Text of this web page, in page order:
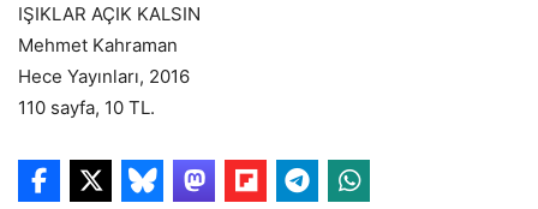
IŞIKLAR AÇIK KALSIN
Mehmet Kahraman
Hece Yayınları, 2016
110 sayfa, 10 TL.